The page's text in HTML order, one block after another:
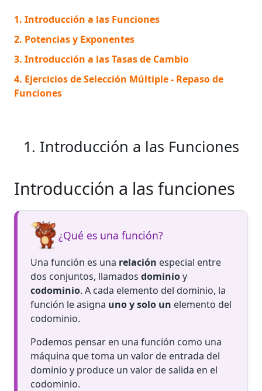
1. Introducción a las Funciones
2. Potencias y Exponentes
3. Introducción a las Tasas de Cambio
4. Ejercicios de Selección Múltiple - Repaso de
Funciones
1. Introducción a las Funciones
Introducción a las funciones
¿Qué es una función?
Una función es una relación especial entre
dos conjuntos, llamados dominioy
codominio. A cada elemento del dominio, la
función le asigna uno y solo un elemento del
codominio.
Podemos pensar en una función como una
máquina que toma un valor de entrada del
dominio y produce un valor de salida en el
codominio.